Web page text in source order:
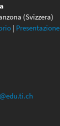
(Svizzera)
| Presentazione